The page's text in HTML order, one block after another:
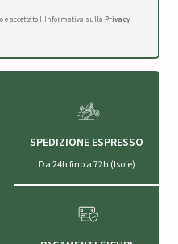
e accettato l'Informativa sulla Privacy
SPEDIZIONE ESPRESSO
Da 24h fino a 72h (Isole)